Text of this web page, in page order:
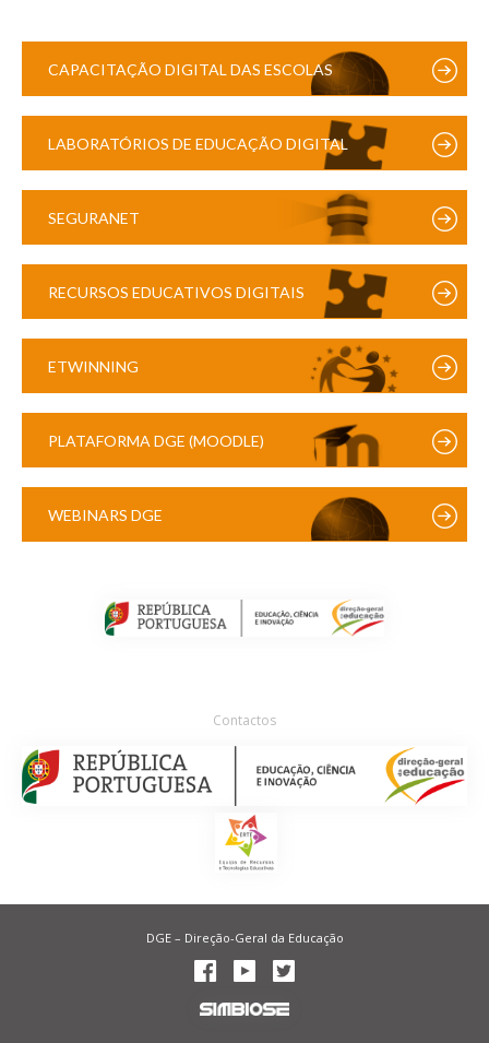
CAPACITAÇÃO DIGITAL DAS ESCOLAS
LABORATÓRIOS DE EDUCAÇÃO DIGITAL
SEGURANET
RECURSOS EDUCATIVOS DIGITAIS
ETWINNING
PLATAFORMA DGE (MOODLE)
WEBINARS DGE
Contactos
DGE – Direção-Geral da Educação